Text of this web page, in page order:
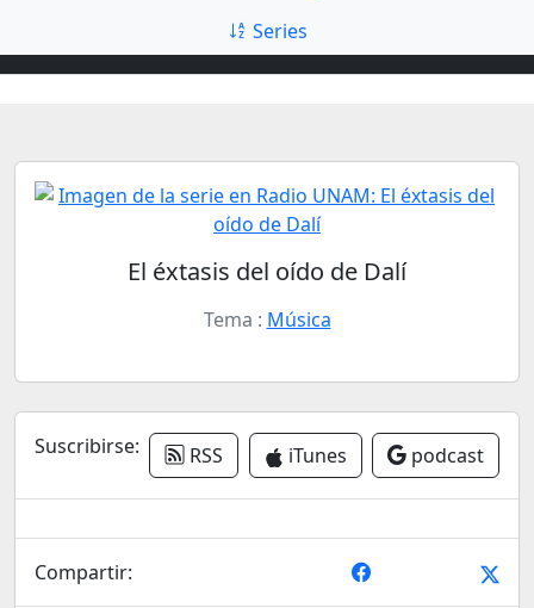
Series
El éxtasis del oído de Dalí
Tema : Música
Suscribirse: RSS iTunes podcast
Compartir: